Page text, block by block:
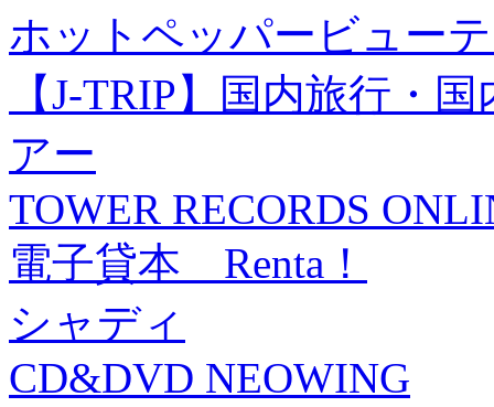
ホットペッパービュー
【J-TRIP】国内旅行・
アー
TOWER RECORDS
電子貸本 Renta！
シャディ
CD&DVD NEOWING